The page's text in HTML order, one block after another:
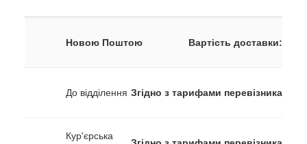
Новою Поштою Вартість доставки:
До відділення Згідно з тарифами перевізника
Кур'єрська